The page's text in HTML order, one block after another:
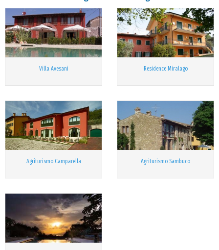
Villa Avesani Residence Miralago
Agriturismo Camparella Agriturismo Sambuco